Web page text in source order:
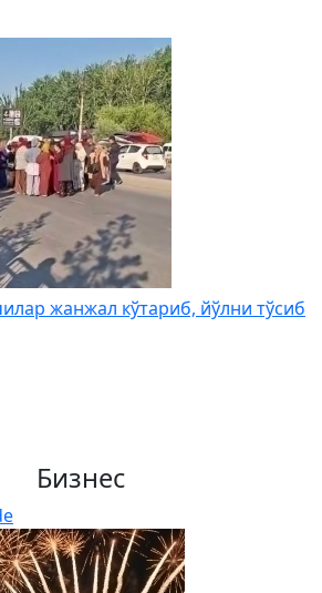
жанжал кўтариб, йўлни тўсиб
Бизнес